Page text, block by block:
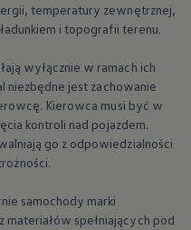
temperatury zewnętrznej,
i topografii terenu.
wyłącznie w ramach ich
niezbędne jest zachowanie
Kierowca musi być w
kontroli nad pojazdem.
go z odpowiedzialności
samochody marki
materiałów spełniających pod